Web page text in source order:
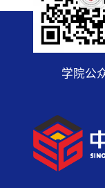
学院公